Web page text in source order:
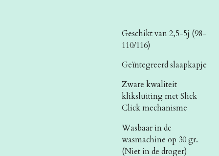
Geschikt van 2,5-5j (98-
110/116)
Geïntegreerd slaapkapje
Zware kwaliteit
kliksluiting met Slick
Click mechanisme
Wasbaar in de
wasmachine op 30 gr.
(Niet in de droger)